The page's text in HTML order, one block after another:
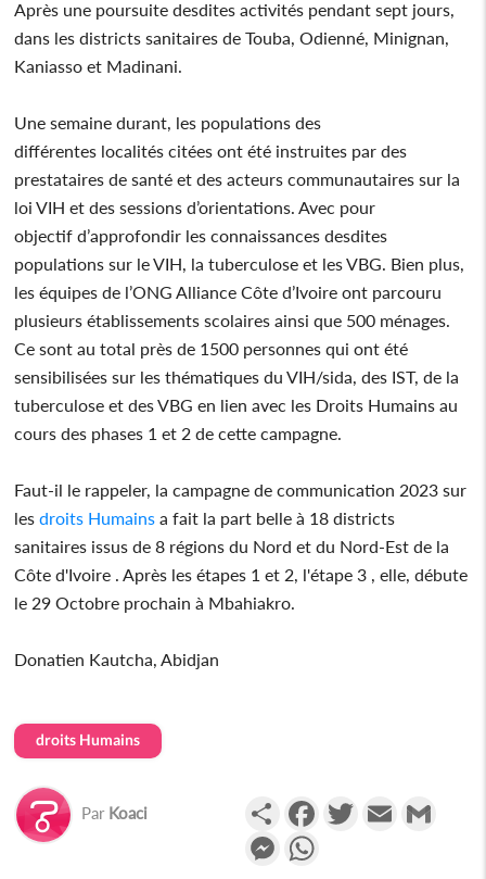
Après une poursuite desdites activités pendant sept jours,
dans les districts sanitaires de Touba, Odienné, Minignan,
Kaniasso et Madinani.
Une semaine durant, les populations des
différentes localités citées ont été instruites par des
prestataires de santé et des acteurs communautaires sur la
loi VIH et des sessions d’orientations. Avec pour
objectif d’approfondir les connaissances desdites
populations sur le VIH, la tuberculose et les VBG. Bien plus,
les équipes de l’ONG Alliance Côte d’Ivoire ont parcouru
plusieurs établissements scolaires ainsi que 500 ménages.
Ce sont au total près de 1500 personnes qui ont été
sensibilisées sur les thématiques du VIH/sida, des IST, de la
tuberculose et des VBG en lien avec les Droits Humains au
cours des phases 1 et 2 de cette campagne.
Faut-il le rappeler, la campagne de communication 2023 sur
lesdroits Humains a fait la part belle à 18 districts
sanitaires issus de 8 régions du Nord et du Nord-Est de la
Côte d'Ivoire . Après les étapes 1 et 2, l'étape 3 , elle, débute
le 29 Octobre prochain à Mbahiakro.
Donatien Kautcha, Abidjan
droits Humains
Par Koaci PartagerFacebookTwitterEmail
Messenger